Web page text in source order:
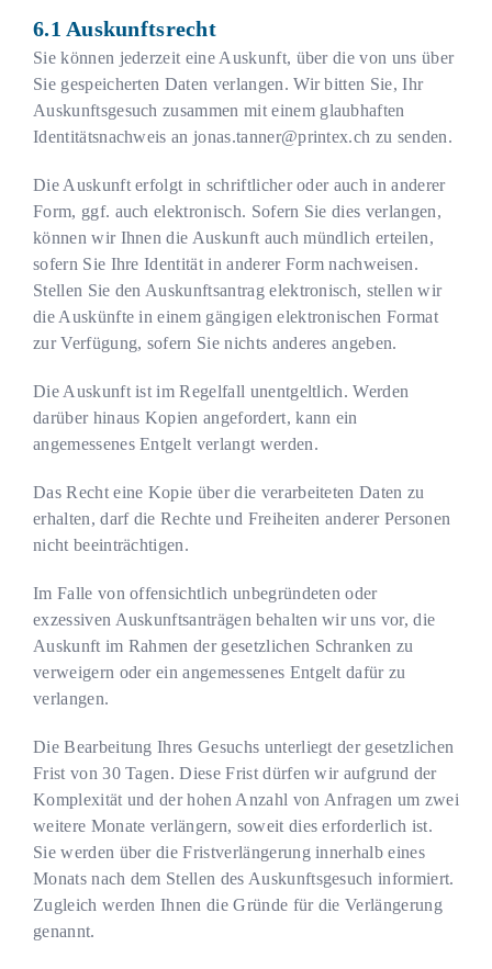
Auskunftsrecht
Sie können jederzeit eine Auskunft, über die von uns über
Sie gespeicherten Daten verlangen. Wir bitten Sie, Ihr
Auskunftsgesuch zusammen mit einem glaubhaften
Identitätsnachweis an jonas.tanner@printex.ch zu senden.
Die Auskunft erfolgt in schriftlicher oder auch in anderer
Form, ggf. auch elektronisch. Sofern Sie dies verlangen,
können wir Ihnen die Auskunft auch mündlich erteilen,
sofern Sie Ihre Identität in anderer Form nachweisen.
Stellen Sie den Auskunftsantrag elektronisch, stellen wir
die Auskünfte in einem gängigen elektronischen Format
zur Verfügung, sofern Sie nichts anderes angeben.
Die Auskunft ist im Regelfall unentgeltlich. Werden
darüber hinaus Kopien angefordert, kann ein
angemessenes Entgelt verlangt werden.
Das Recht eine Kopie über die verarbeiteten Daten zu
erhalten, darf die Rechte und Freiheiten anderer Personen
nicht beeinträchtigen.
Im Falle von offensichtlich unbegründeten oder
exzessiven Auskunftsanträgen behalten wir uns vor, die
Auskunft im Rahmen der gesetzlichen Schranken zu
verweigern oder ein angemessenes Entgelt dafür zu
verlangen.
Die Bearbeitung Ihres Gesuchs unterliegt der gesetzlichen
Frist von 30 Tagen. Diese Frist dürfen wir aufgrund der
Komplexität und der hohen Anzahl von Anfragen um zwei
weitere Monate verlängern, soweit dies erforderlich ist.
Sie werden über die Fristverlängerung innerhalb eines
Monats nach dem Stellen des Auskunftsgesuch informiert.
Zugleich werden Ihnen die Gründe für die Verlängerung
genannt.